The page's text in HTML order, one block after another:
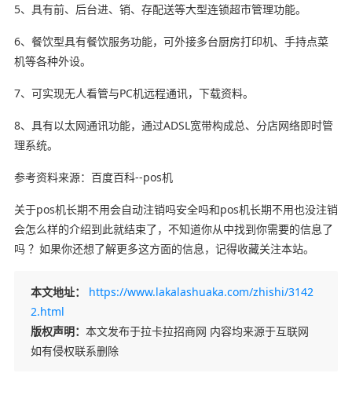
5、具有前、后台进、销、存配送等大型连锁超市管理功能。
6、餐饮型具有餐饮服务功能，可外接多台厨房打印机、手持点菜
机等各种外设。
7、可实现无人看管与PC机远程通讯，下载资料。
8、具有以太网通讯功能，通过ADSL宽带构成总、分店网络即时管
理系统。
参考资料来源：百度百科--pos机
关于pos机长期不用会自动注销吗安全吗和pos机长期不用也没注销
会怎么样的介绍到此就结束了，不知道你从中找到你需要的信息了
吗 ？如果你还想了解更多这方面的信息，记得收藏关注本站。
本文地址：
https://www.lakalashuaka.com/zhishi/3142
2.html
版权声明： 本文发布于拉卡拉招商网 内容均来源于互联网
如有侵权联系删除